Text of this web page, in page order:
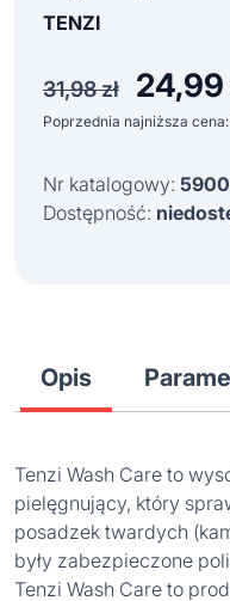
TENZI
31,98zł
Pierwotna
cena
wynosiła:
24,99
Poprzednia najniższa cena:
Nr katalogowy:
Dostępność:
Opis
Tenzi Wash Care to
pielęgnujący, który
posadzek twardych
były zabezpieczone
Tenzi Wash Care to